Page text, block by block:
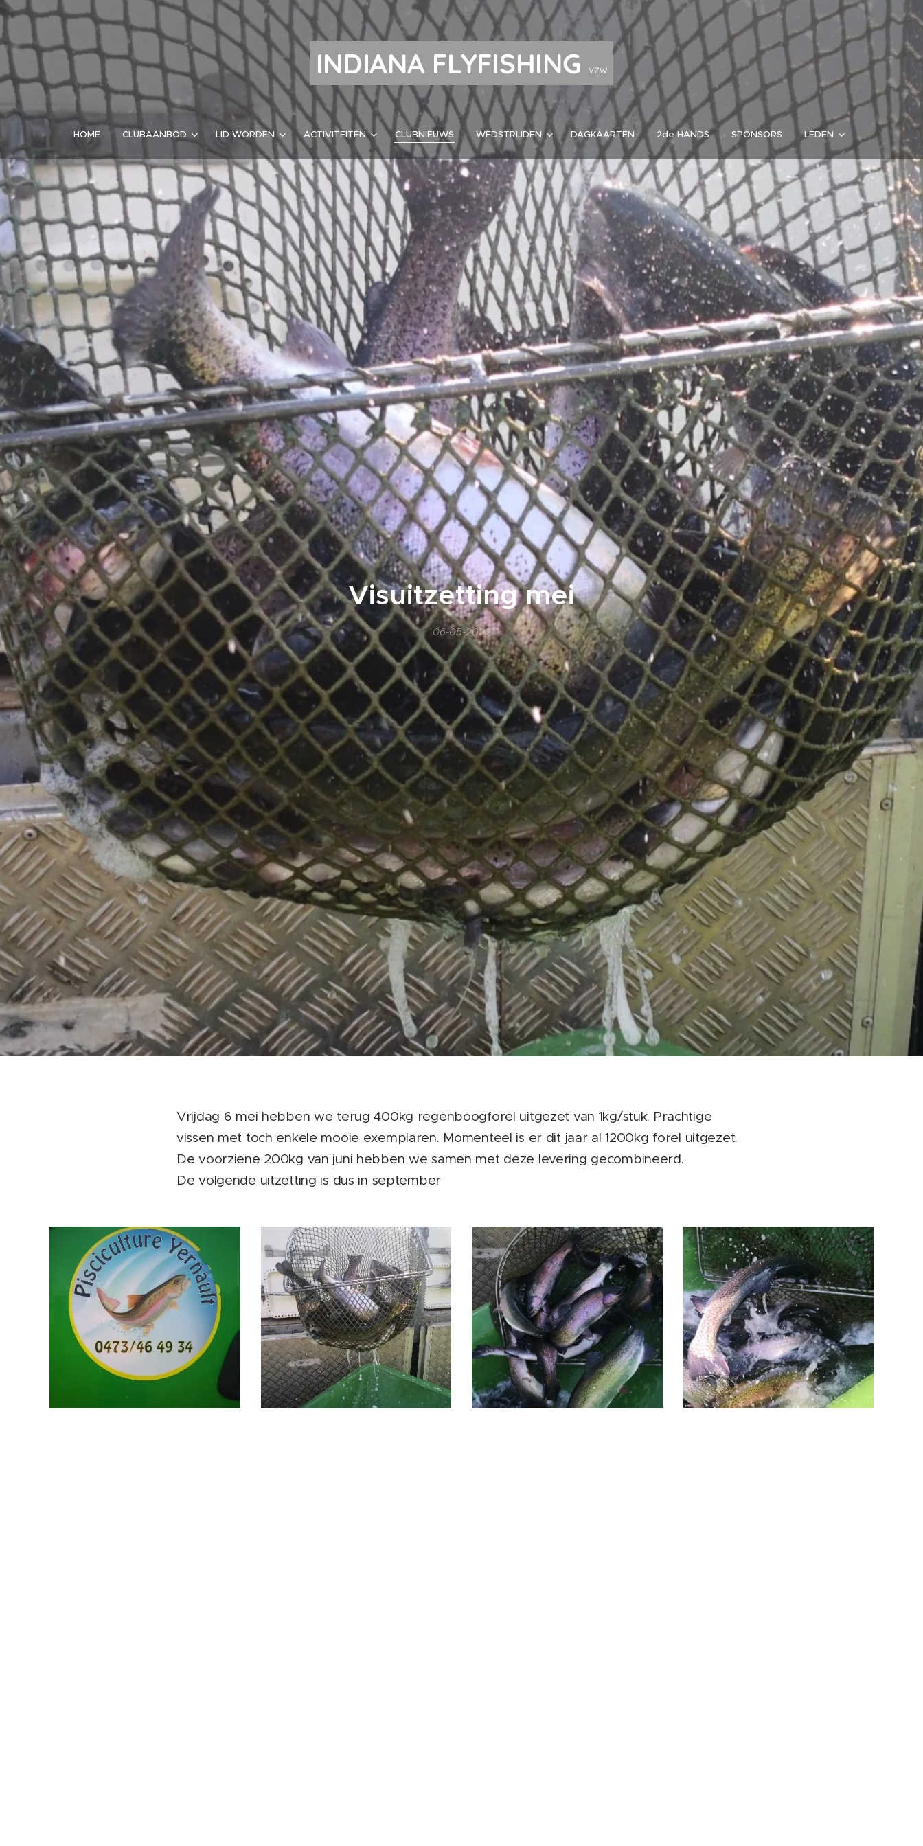
INDIANA FLYFISHINGVZW
HOME CLUBAANBOD LID WORDEN ACTIVITEITEN CLUBNIEUWS WEDSTRIJDEN DAGKAARTEN 2de HANDS SPONSORS LEDEN
Visuitzetting mei
06-05-2022
Vrijdag 6 mei hebben we terug 400kg regenboogforel uitgezet van 1kg/stuk. Prachtige
vissen met toch enkele mooie exemplaren. Momenteel is er dit jaar al 1200kg forel uitgezet.
De voorziene 200kg van juni hebben we samen met deze levering gecombineerd.
De volgende uitzetting is dus in september